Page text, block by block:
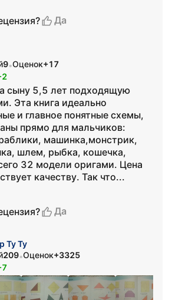
Да
9•Оценок+17
сыну 5,5 лет подходящую
Эта книга идеально
и главное понятные схемы,
прямо для мальчиков:
машинка,монстрик,
шлем, рыбка, кошечка,
32 модели оригами. Цена
качеству. Так что...
Да
Ту Ту
209•Оценок+3325